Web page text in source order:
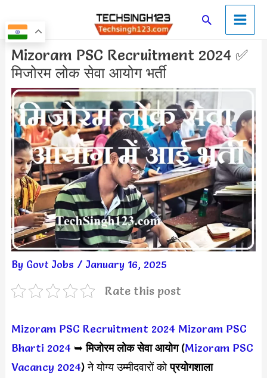
to
content
SearchMain
Menu
Mizoram PSC Recruitment 2024 ✅
मिजोरम लोक सेवा आयोग भर्ती
By Govt Jobs / January 16, 2025
Rate this post
Mizoram PSC Recruitment 2024 Mizoram PSC
Bharti 2024 ➥मिजोरम लोक सेवा आयोग(Mizoram PSC
Vacancy 2024) ने योग्य उम्मीदवारों कोप्रयोगशाला
Post
navigation